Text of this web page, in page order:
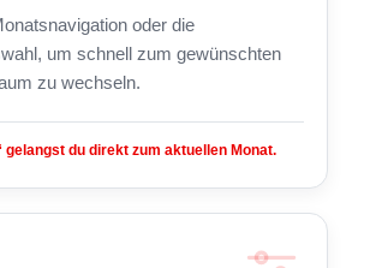
oder die
um schnell zum gewünschten
zu wechseln.
gelangst du direkt zum aktuellen Monat.